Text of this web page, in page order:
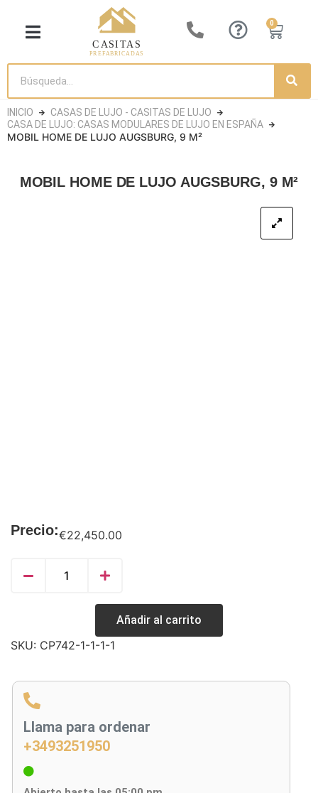
0
INICIO
CASAS DE LUJO - CASITAS DE LUJO
CASA DE LUJO: CASAS MODULARES DE LUJO EN ESPAÑA
MOBIL HOME DE LUJO AUGSBURG, 9 M²
MOBIL HOME DE LUJO AUGSBURG, 9 M²
Precio:€22,450.00
Añadir al carrito
SKU: CP742-1-1-1-1
Llama para ordenar
+3493251950